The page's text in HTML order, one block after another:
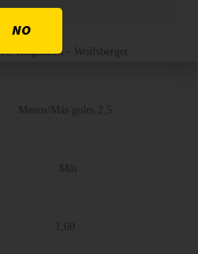
A. Klagenfurt - Wolfsberger
Menos/Más goles 2,5
Más
1,60
NO